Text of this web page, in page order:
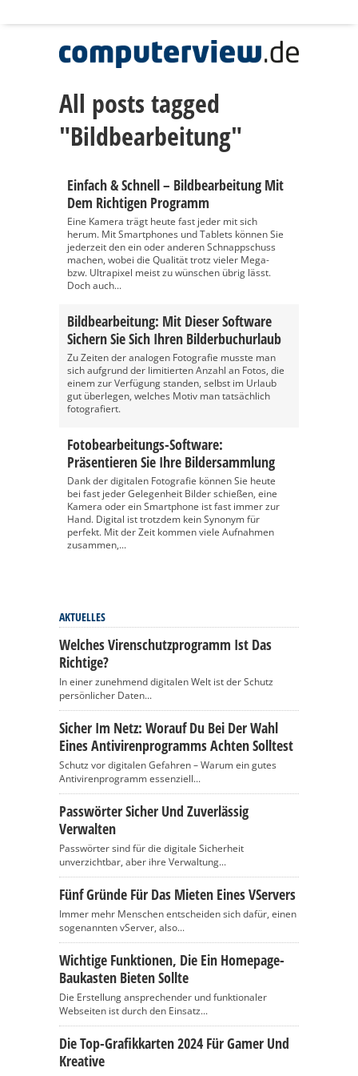
All posts tagged
"Bildbearbeitung"
Einfach & Schnell – Bildbearbeitung Mit
Dem Richtigen Programm
Eine Kamera trägt heute fast jeder mit sich
herum. Mit Smartphones und Tablets können Sie
jederzeit den ein oder anderen Schnappschuss
machen, wobei die Qualität trotz vieler Mega-
bzw. Ultrapixel meist zu wünschen übrig lässt.
Doch auch...
Bildbearbeitung: Mit Dieser Software
Sichern Sie Sich Ihren Bilderbuchurlaub
Zu Zeiten der analogen Fotografie musste man
sich aufgrund der limitierten Anzahl an Fotos, die
einem zur Verfügung standen, selbst im Urlaub
gut überlegen, welches Motiv man tatsächlich
fotografiert.
Fotobearbeitungs-Software:
Präsentieren Sie Ihre Bildersammlung
Dank der digitalen Fotografie können Sie heute
bei fast jeder Gelegenheit Bilder schießen, eine
Kamera oder ein Smartphone ist fast immer zur
Hand. Digital ist trotzdem kein Synonym für
perfekt. Mit der Zeit kommen viele Aufnahmen
zusammen,...
AKTUELLES
Welches Virenschutzprogramm Ist Das
Richtige?
In einer zunehmend digitalen Welt ist der Schutz
persönlicher Daten...
Sicher Im Netz: Worauf Du Bei Der Wahl
Eines Antivirenprogramms Achten Solltest
Schutz vor digitalen Gefahren – Warum ein gutes
Antivirenprogramm essenziell...
Passwörter Sicher Und Zuverlässig
Verwalten
Passwörter sind für die digitale Sicherheit
unverzichtbar, aber ihre Verwaltung...
Fünf Gründe Für Das Mieten Eines VServers
Immer mehr Menschen entscheiden sich dafür, einen
sogenannten vServer, also...
Wichtige Funktionen, Die Ein Homepage-
Baukasten Bieten Sollte
Die Erstellung ansprechender und funktionaler
Webseiten ist durch den Einsatz...
Die Top-Grafikkarten 2024 Für Gamer Und
Kreative